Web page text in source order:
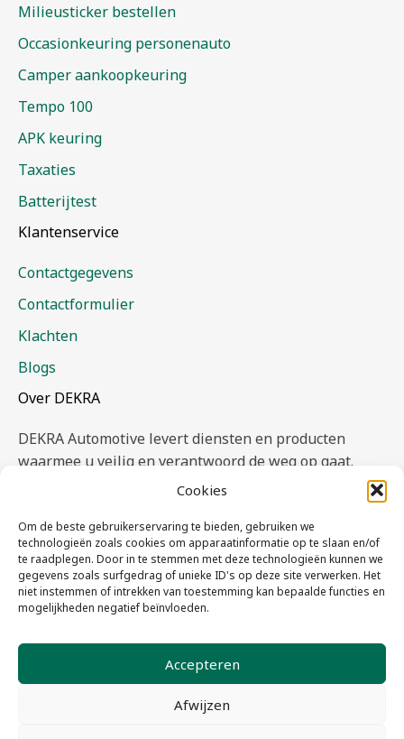
Cookies
Om de beste gebruikerservaring te bieden, gebruiken we
technologieën zoals cookies om apparaatinformatie op te slaan en/of
te raadplegen. Door in te stemmen met deze technologieën kunnen we
gegevens zoals surfgedrag of unieke ID's op deze site verwerken. Het
niet instemmen of intrekken van toestemming kan bepaalde functies en
mogelijkheden negatief beïnvloeden.
Accepteren
Afwijzen
Milieusticker bestellen
Occasionkeuring personenauto
Camper aankoopkeuring
Tempo 100
APK keuring
Taxaties
Batterijtest
Klantenservice
Contactgegevens
Contactformulier
Klachten
Blogs
Over DEKRA
DEKRA Automotive levert diensten en producten
waarmee u veilig en verantwoord de weg op gaat.
Onze experts geven een onafhankelijk en deskundige
Lees meer >
Volg ons ook via social media
Privacyverklaring & Cookiestatement